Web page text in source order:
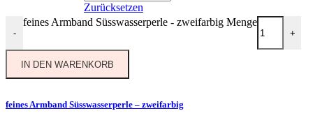
Zurücksetzen
-
feines Armband Süsswasserperle - zweifarbig Menge
+
IN DEN WARENKORB
feines Armband Süsswasserperle – zweifarbig